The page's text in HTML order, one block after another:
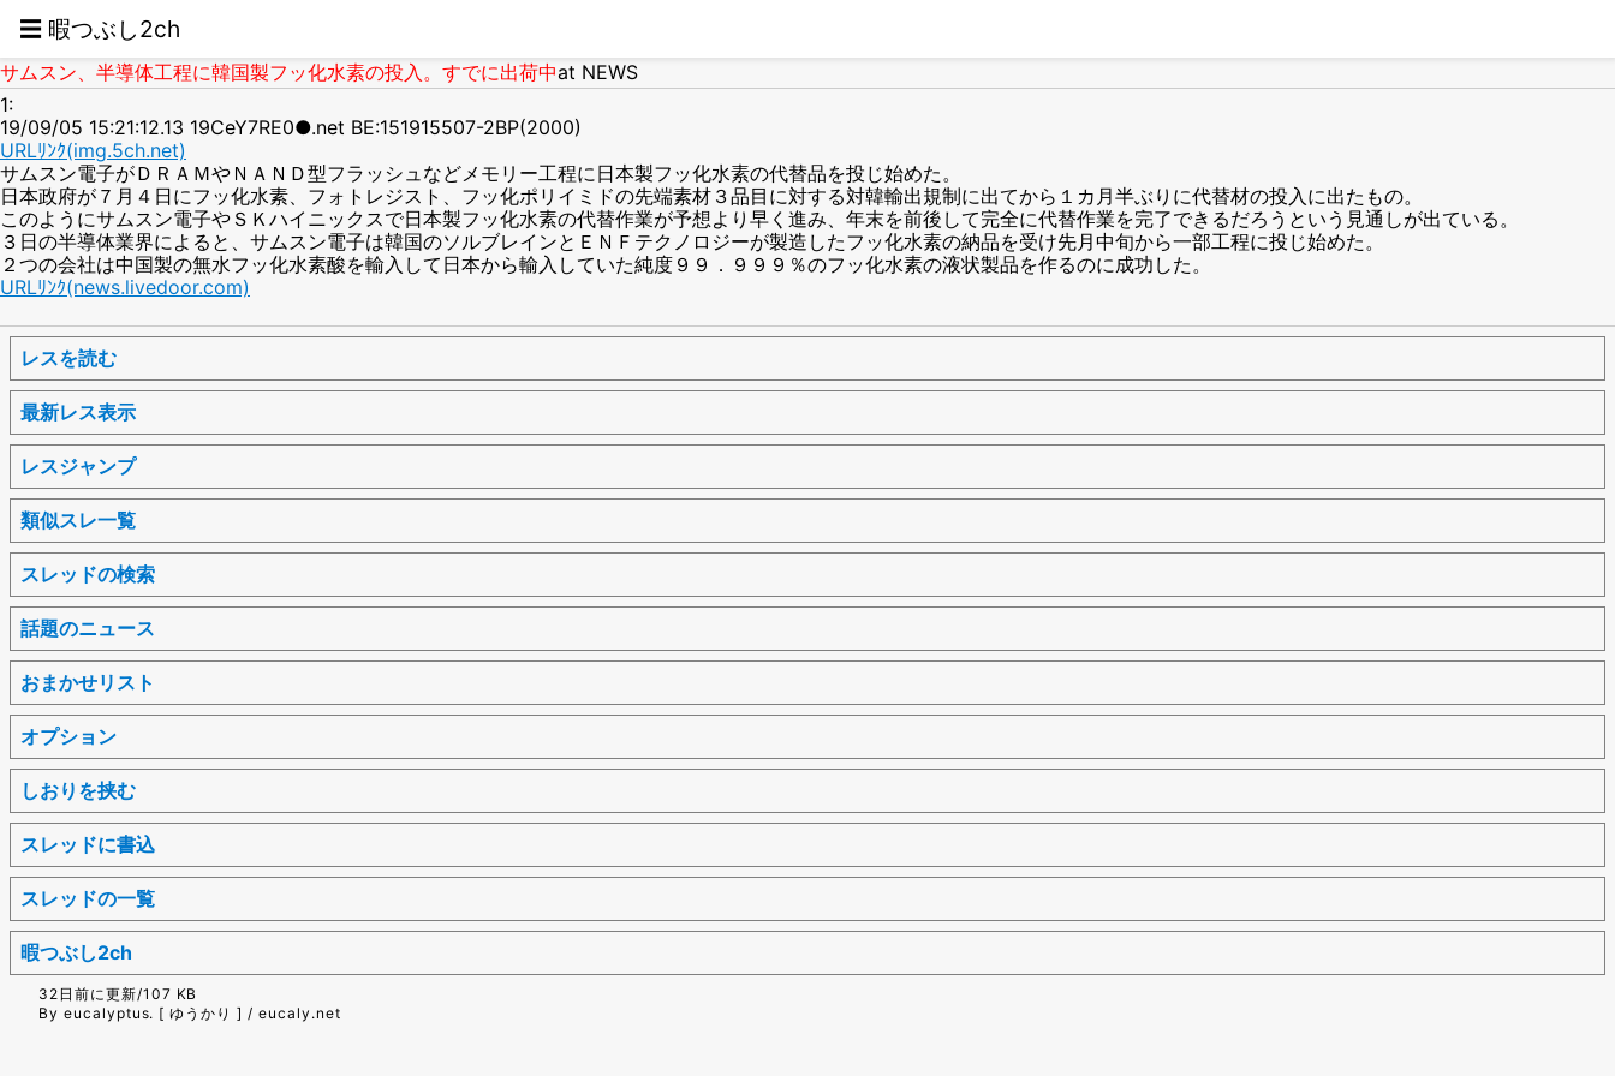
☰ 暇つぶし2ch
サムスン、半導体工程に韓国製フッ化水素の投入。すでに出荷中at NEWS
1:
19/09/05 15:21:12.13 19CeY7RE0●.net BE:151915507-2BP(2000)
URLﾘﾝｸ(img.5ch.net)
サムスン電子がＤＲＡＭやＮＡＮＤ型フラッシュなどメモリー工程に日本製フッ化水素の代替品を投じ始めた。
日本政府が７月４日にフッ化水素、フォトレジスト、フッ化ポリイミドの先端素材３品目に対する対韓輸出規制に出てから１カ月半ぶりに代替材の投入に出たもの。
このようにサムスン電子やＳＫハイニックスで日本製フッ化水素の代替作業が予想より早く進み、年末を前後して完全に代替作業を完了できるだろうという見通しが出ている。
３日の半導体業界によると、サムスン電子は韓国のソルブレインとＥＮＦテクノロジーが製造したフッ化水素の納品を受け先月中旬から一部工程に投じ始めた。
２つの会社は中国製の無水フッ化水素酸を輸入して日本から輸入していた純度９９．９９９％のフッ化水素の液状製品を作るのに成功した。
URLﾘﾝｸ(news.livedoor.com)
レスを読む
最新レス表示
レスジャンプ
類似スレ一覧
スレッドの検索
話題のニュース
おまかせリスト
オプション
しおりを挟む
スレッドに書込
スレッドの一覧
暇つぶし2ch
32日前に更新/107 KB
By eucalyptus. [ ゆうかり ] / eucaly.net